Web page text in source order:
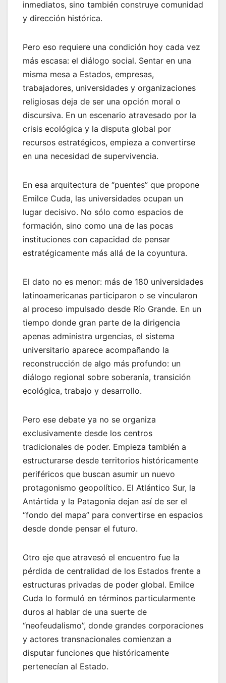
inmediatos, sino también construye comunidad
y dirección histórica.
Pero eso requiere una condición hoy cada vez
más escasa: el diálogo social. Sentar en una
misma mesa a Estados, empresas,
trabajadores, universidades y organizaciones
religiosas deja de ser una opción moral o
discursiva. En un escenario atravesado por la
crisis ecológica y la disputa global por
recursos estratégicos, empieza a convertirse
en una necesidad de supervivencia.
En esa arquitectura de “puentes” que propone
Emilce Cuda, las universidades ocupan un
lugar decisivo. No sólo como espacios de
formación, sino como una de las pocas
instituciones con capacidad de pensar
estratégicamente más allá de la coyuntura.
El dato no es menor: más de 180 universidades
latinoamericanas participaron o se vincularon
al proceso impulsado desde Río Grande. En un
tiempo donde gran parte de la dirigencia
apenas administra urgencias, el sistema
universitario aparece acompañando la
reconstrucción de algo más profundo: un
diálogo regional sobre soberanía, transición
ecológica, trabajo y desarrollo.
Pero ese debate ya no se organiza
exclusivamente desde los centros
tradicionales de poder. Empieza también a
estructurarse desde territorios históricamente
periféricos que buscan asumir un nuevo
protagonismo geopolítico. El Atlántico Sur, la
Antártida y la Patagonia dejan así de ser el
“fondo del mapa” para convertirse en espacios
desde donde pensar el futuro.
Otro eje que atravesó el encuentro fue la
pérdida de centralidad de los Estados frente a
estructuras privadas de poder global. Emilce
Cuda lo formuló en términos particularmente
duros al hablar de una suerte de
“neofeudalismo”, donde grandes corporaciones
y actores transnacionales comienzan a
disputar funciones que históricamente
pertenecían al Estado.